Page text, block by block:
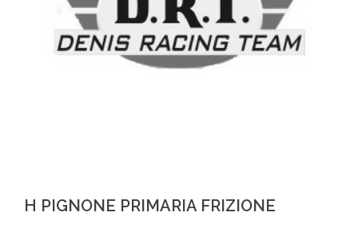
H PIGNONE PRIMARIA FRIZIONE